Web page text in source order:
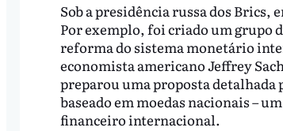
Sob a presidência russa dos Brics,
Por exemplo, foi criado um grupo
reforma do sistema monetário
economista americano Jeffrey
preparou uma proposta
baseado em moedas nacionais –
financeiro internacional.